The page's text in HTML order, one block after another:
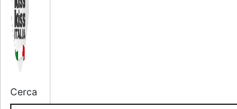
Cerca